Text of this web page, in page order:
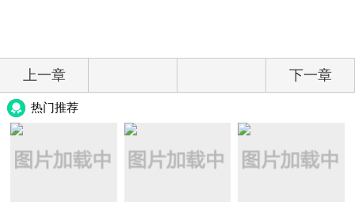
上一章 下一章
热门推荐